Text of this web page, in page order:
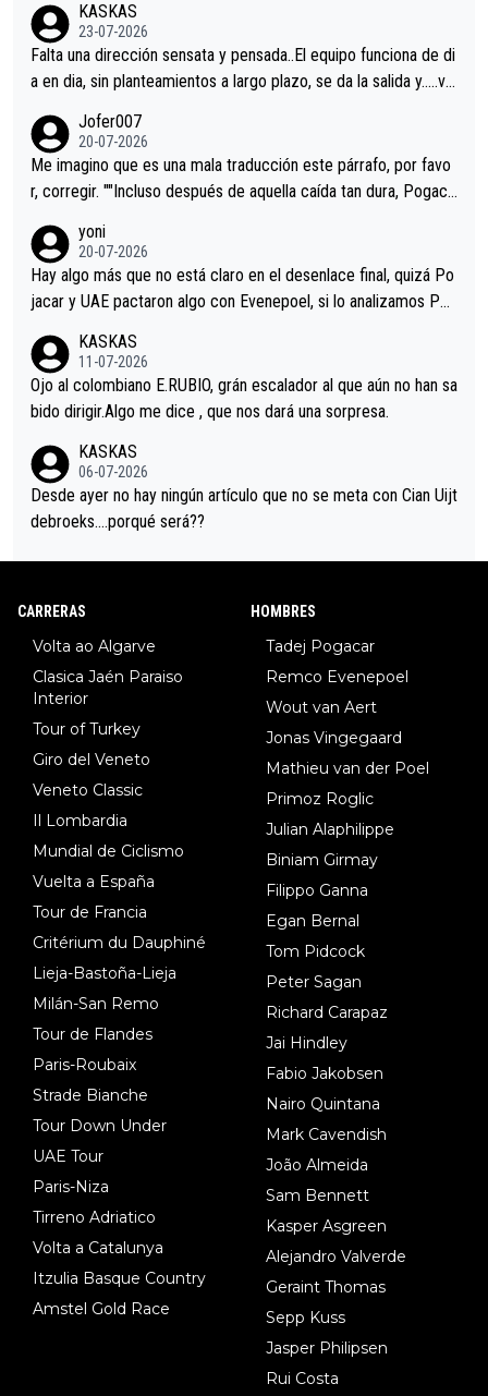
KASKAS
23-07-2026
Falta una dirección sensata y pensada..El equipo funciona de di
a en dia, sin planteamientos a largo plazo, se da la salida y…..ve
Minguez, Velez etc etc.Me da pena vivir estos momentos tan
tristes sin victorias.
Jofer007
20-07-2026
Me imagino que es una mala traducción este párrafo, por favo
r, corregir. ""Incluso después de aquella caída tan dura, Pogaca
permaneció pegado a su rueda. Parecía increíble la forma en l
a que era capaz de controlar el miedo", recordó."
yoni
20-07-2026
Hay algo más que no está claro en el desenlace final, quizá Po
jacar y UAE pactaron algo con Evenepoel, si lo analizamos Poj
i sin pedalear, luego está el saludo con Evenepoel dándose la
mano de una manera muy fraternal, más allá de los típicos toqu
es en el hombro con que saludaba a Vingegard. Ahí hubo una in
eta, a ver si por querer poner a Del Toro con calzador en posi
ción de podio UAE y Pojacar se van complicar el tour.
KASKAS
11-07-2026
Ojo al colombiano E.RUBIO, grán escalador al que aún no han sa
bido dirigir.Algo me dice , que nos dará una sorpresa.
KASKAS
06-07-2026
Desde ayer no hay ningún artículo que no se meta con Cian Uijt
debroeks….porqué será??
CARRERAS
Volta ao Algarve
Clasica Jaén Paraiso
Interior
Tour of Turkey
Giro del Veneto
Veneto Classic
Il Lombardia
Mundial de Ciclismo
Vuelta a España
Tour de Francia
Critérium du Dauphiné
Lieja-Bastoña-Lieja
Milán-San Remo
Tour de Flandes
Paris-Roubaix
Strade Bianche
Tour Down Under
UAE Tour
Paris-Niza
Tirreno Adriatico
Volta a Catalunya
Itzulia Basque Country
Amstel Gold Race
HOMBRES
Tadej Pogacar
Remco Evenepoel
Wout van Aert
Jonas Vingegaard
Mathieu van der Poel
Primoz Roglic
Julian Alaphilippe
Biniam Girmay
Filippo Ganna
Egan Bernal
Tom Pidcock
Peter Sagan
Richard Carapaz
Jai Hindley
Fabio Jakobsen
Nairo Quintana
Mark Cavendish
João Almeida
Sam Bennett
Kasper Asgreen
Alejandro Valverde
Geraint Thomas
Sepp Kuss
Jasper Philipsen
Rui Costa